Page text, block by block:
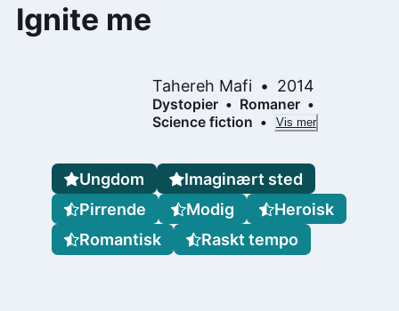
Ignite me
Tahereh Mafi 2014
Dystopier
Romaner
Science fiction
Vis mer
Ungdom
Imaginært sted
Pirrende
Modig
Heroisk
Romantisk
Raskt tempo